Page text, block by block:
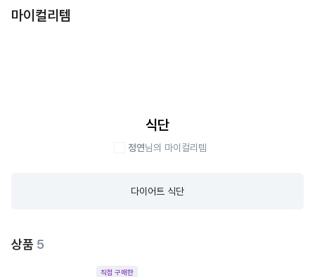
마이컬리템
식단
정연님의 마이컬리템
다이어트 식단
상품 5
직접 구매한